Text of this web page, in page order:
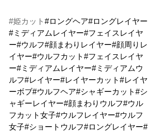
#姫カット #ロングヘア#ロングレイヤー
#ミディアムレイヤー#フェイスレイヤ
ー#ウルフ#顔まわりレイヤー#顔周りレ
イヤー#ウルフカット#フェイスレイヤ
ー#ミディアムレイヤー#ミディアムウ
ルフ#レイヤー#レイヤーカット#レイヤ
ーボブ#ウルフヘア#シャギーカット#シ
ャギーレイヤー#顔まわりウルフ#ウル
フカット女子#ウルフレイヤー#ウルフ
女子#ショートウルフ#ロングレイヤー#